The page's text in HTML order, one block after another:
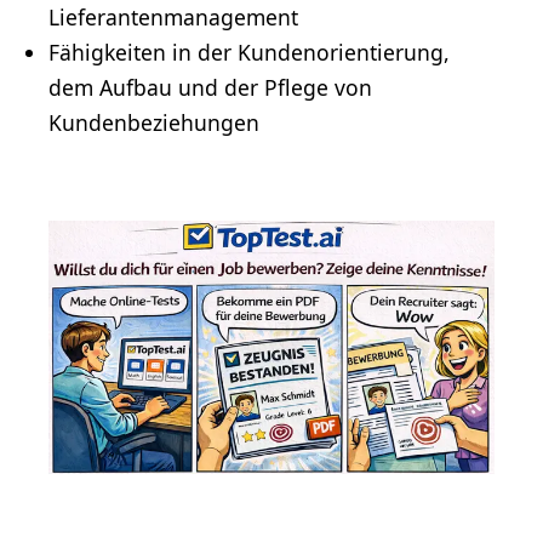
Lieferantenmanagement
Fähigkeiten in der Kundenorientierung,
dem Aufbau und der Pflege von
Kundenbeziehungen